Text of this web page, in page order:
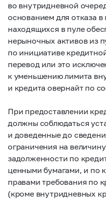
во внутридневной
основанием для отказа
находящихся в пуле
нерыночных активов из
по инициативе
перевод или это
к уменьшению лимита
и кредита овернайт по
При предоставлении
должны соблюдаться
и доведенные до
ограничения на
задолженности по
ценными бумагами, и по
правами требования по
(кроме внутридневных